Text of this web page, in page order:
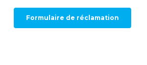
Formulaire de réclamation